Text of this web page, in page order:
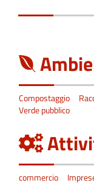
Compostaggio
Verde pubblico
commercio